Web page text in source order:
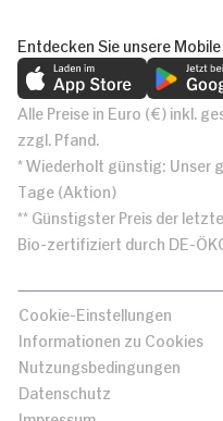
Entdecken Sie unsere
Alle Preise in Euro (€) inkl.
zzgl. Pfand.
* Wiederholt günstig: Unser
Tage (Aktion)
** Günstigster Preis der
Bio-zertifiziert durch DE-
Cookie-Einstellungen
Informationen zu Cookies
Nutzungsbedingungen
Datenschutz